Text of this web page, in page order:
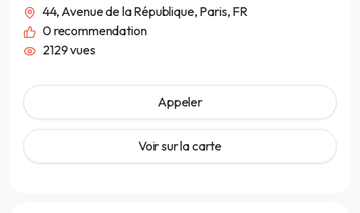
44, Avenue de la République, Paris, FR
0recommendation
2129 vues
Appeler
Voir sur la carte